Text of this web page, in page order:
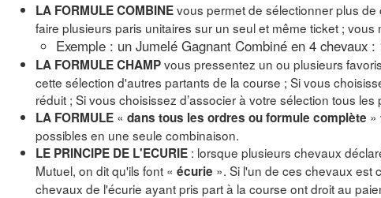
LA FORMULE COMBINEvous permet de sélectionner plus
faire plusieurs paris unitaires sur un seul et même ticket ;
Exemple : un Jumelé Gagnant Combiné en 4 chevaux
LA FORMULE CHAMPvous pressentez un ou plusieurs
cette sélection d'autres partants de la course ; Si vous
réduit ; Si vous choisissez d’associer à votre sélection tous
LA FORMULE « dans tous les ordres ou formule complète »
possibles en une seule combinaison.
LE PRINCIPE DE L'ECURIE : lorsque plusieurs chevaux
Mutuel, on dit qu'ils font «écurie ». Si l'un de ces chevaux est
chevaux de l'écurie ayant pris part à la course ont droit au